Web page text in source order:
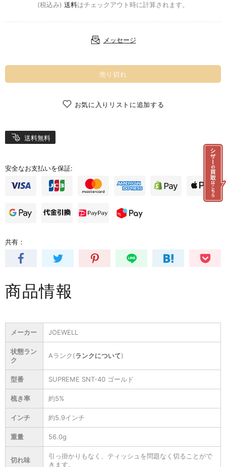
(税込み) 送料はチェックアウト時に計算されます。
メッセージ
売り切れ
お気に入りリストに追加する
送料無料
安全なお支払いを保証:
共有：
商品情報
メーカー JOEWELL
状態ラン
ク
Aランク(ランクについて)
型番 SUPREME SNT-40 ゴールド
梳き率 約5%
インチ 約5.9インチ
重量 56.0g
切れ味
引っ掛かりもなく、ティッシュを問題なく切ることがで
きます。